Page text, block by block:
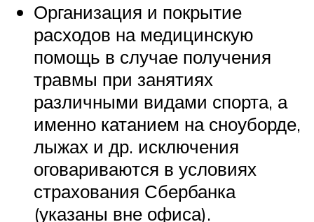
Организация и покрытие
расходов на медицинскую
помощь в случае получения
травмы при занятиях
различными видами спорта, а
именно катанием на сноуборде,
лыжах и др. исключения
оговариваются в условиях
страхования Сбербанка
(указаны вне офиса).